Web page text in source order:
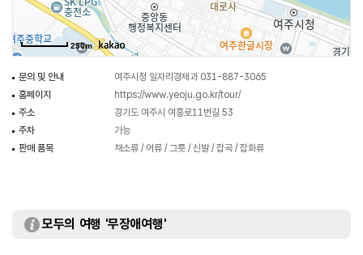
들어오면서 여주 양화군에는 정조250석 적재적량의 조선이 15척, 그 이하
사선포함 20여척이 있어 이때 이미 상공업이나 교통이 고도로 발달했던 것
같다. 한강을 이용한 상선들은 주로 농산물, 임산물을 수송해 가고, 올 때는
(출처 : 여주시청 문화관광 홈페이지)
250m
문의 및 안내
여주시청 일자리경제과 031-887-3065
홈페이지
https://www.yeoju.go.kr/tour/
주소
경기도 여주시 여흥로11번길 53
주차
가능
판매 품목
채소류 / 어류 / 그릇 / 신발 / 잡곡 / 잡화류
모두의 여행 '무장애여행'